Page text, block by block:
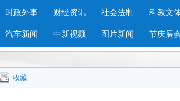
时政外事 财经资讯 社会法制 科教文
汽车新闻 中新视频 图片新闻 节庆展
收藏